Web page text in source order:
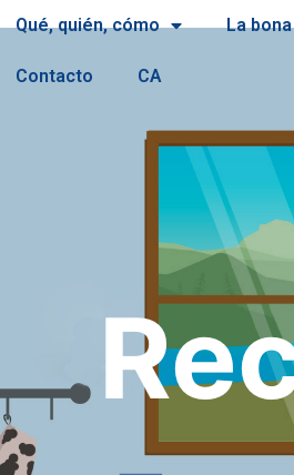
Qué, quién, cómo La
Contacto CA